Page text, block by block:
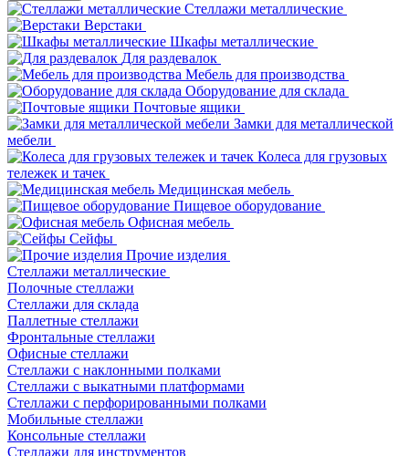
Стеллажи металлические
Верстаки
Шкафы металлические
Для раздевалок
Мебель для производства
Оборудование для склада
Почтовые ящики
Замки для металлической
мебели
Колеса для грузовых
тележек и тачек
Медицинская мебель
Пищевое оборудование
Офисная мебель
Сейфы
Прочие изделия
Стеллажи металлические
Полочные стеллажи
Стеллажи для склада
Паллетные стеллажи
Фронтальные стеллажи
Офисные стеллажи
Стеллажи с наклонными полками
Стеллажи с выкатными платформами
Стеллажи с перфорированными полками
Мобильные стеллажи
Консольные стеллажи
Стеллажи для инструментов